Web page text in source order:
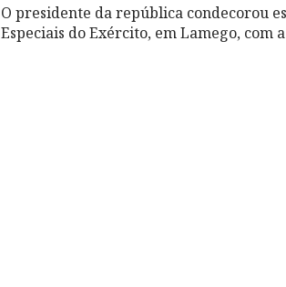
O presidente da república condecorou
Especiais do Exército, em Lamego, com